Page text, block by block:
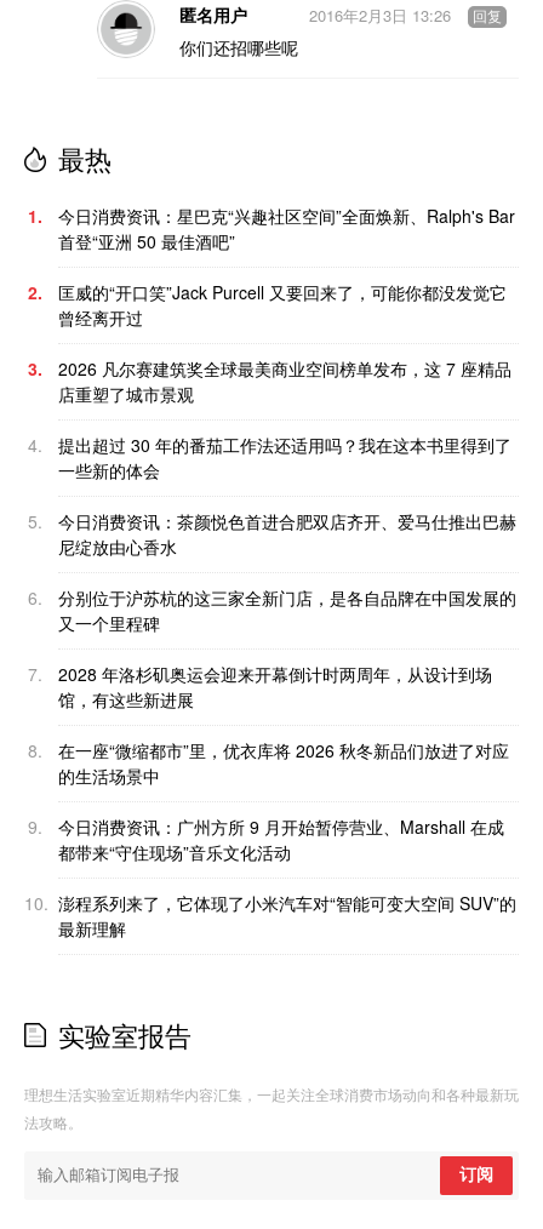
匿名用户
你们还招哪些呢
2016年2月3日 13:26 回复
最热
1.
今日消费资讯：星巴克“兴趣社区空间”全面焕新、Ralph's Bar
首登“亚洲 50 最佳酒吧”
2.
匡威的“开口笑”Jack Purcell 又要回来了，可能你都没发觉它
曾经离开过
3.
2026 凡尔赛建筑奖全球最美商业空间榜单发布，这 7 座精品
店重塑了城市景观
4.
提出超过 30 年的番茄工作法还适用吗？我在这本书里得到了
一些新的体会
5.
今日消费资讯：茶颜悦色首进合肥双店齐开、爱马仕推出巴赫
尼绽放由心香水
6.
分别位于沪苏杭的这三家全新门店，是各自品牌在中国发展的
又一个里程碑
7.
2028 年洛杉矶奥运会迎来开幕倒计时两周年，从设计到场
馆，有这些新进展
8.
在一座“微缩都市”里，优衣库将 2026 秋冬新品们放进了对应
的生活场景中
9.
今日消费资讯：广州方所 9 月开始暂停营业、Marshall 在成
都带来“守住现场”音乐文化活动
10. 澎程系列来了，它体现了小米汽车对“智能可变大空间 SUV”的
最新理解
实验室报告
理想生活实验室近期精华内容汇集，一起关注全球消费市场动向和各种最新玩
法攻略。